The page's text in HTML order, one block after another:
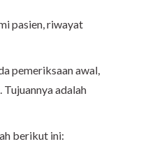
pasien, riwayat
pemeriksaan awal,
adalah
berikut ini: